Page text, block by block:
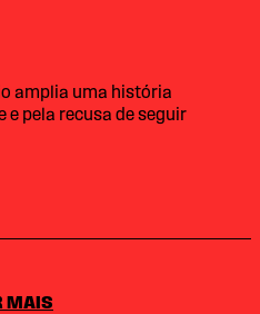
amplia uma história
pela recusa de seguir
MAIS